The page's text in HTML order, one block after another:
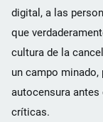
digital, a las
que
cultura de la
un campo
autocensura antes
críticas.